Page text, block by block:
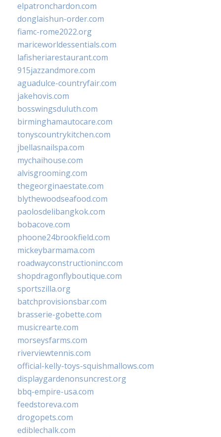
elpatronchardon.com
donglaishun-order.com
fiamc-rome2022.org
mariceworldessentials.com
lafisheriarestaurant.com
915jazzandmore.com
aguadulce-countryfair.com
jakehovis.com
bosswingsduluth.com
birminghamautocare.com
tonyscountrykitchen.com
jbellasnailspa.com
mychaihouse.com
alvisgrooming.com
thegeorginaestate.com
blythewoodseafood.com
paolosdelibangkok.com
bobacove.com
phoone24brookfield.com
mickeybarmama.com
roadwayconstructioninc.com
shopdragonflyboutique.com
sportszilla.org
batchprovisionsbar.com
brasserie-gobette.com
musicrearte.com
morseysfarms.com
riverviewtennis.com
official-kelly-toys-squishmallows.com
displaygardenonsuncrest.org
bbq-empire-usa.com
feedstoreva.com
drogopets.com
ediblechalk.com